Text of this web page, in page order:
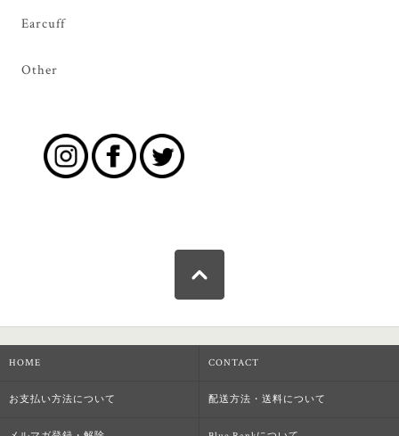
Earcuff
Other
HOME CONTACT
お支払い方法について 配送方法・送料について